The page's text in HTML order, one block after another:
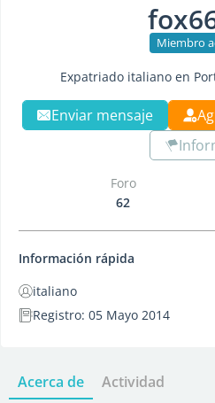
Miembro
Expatriado italiano en
Enviar mensaje
Foro
62
Información rápida
italiano
Registro: 05 Mayo 2014
Acerca de Actividad